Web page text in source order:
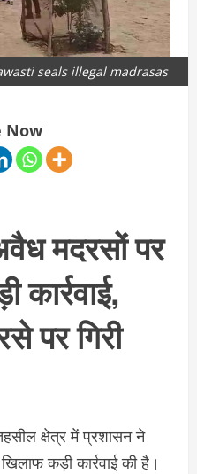
seals illegal madrasas
Now
मदरसों पर
पर गिरी
क्षेत्र में प्रशासन ने
कड़ी कार्रवाई की है।